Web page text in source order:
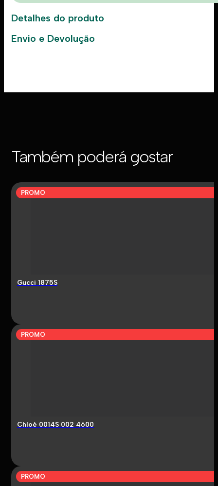
Detalhes do produto
Envio e Devolução
Também poderá gostar
PROMO
Gucci 1875S
PROMO
Chloé 0014S 002 4600
PROMO